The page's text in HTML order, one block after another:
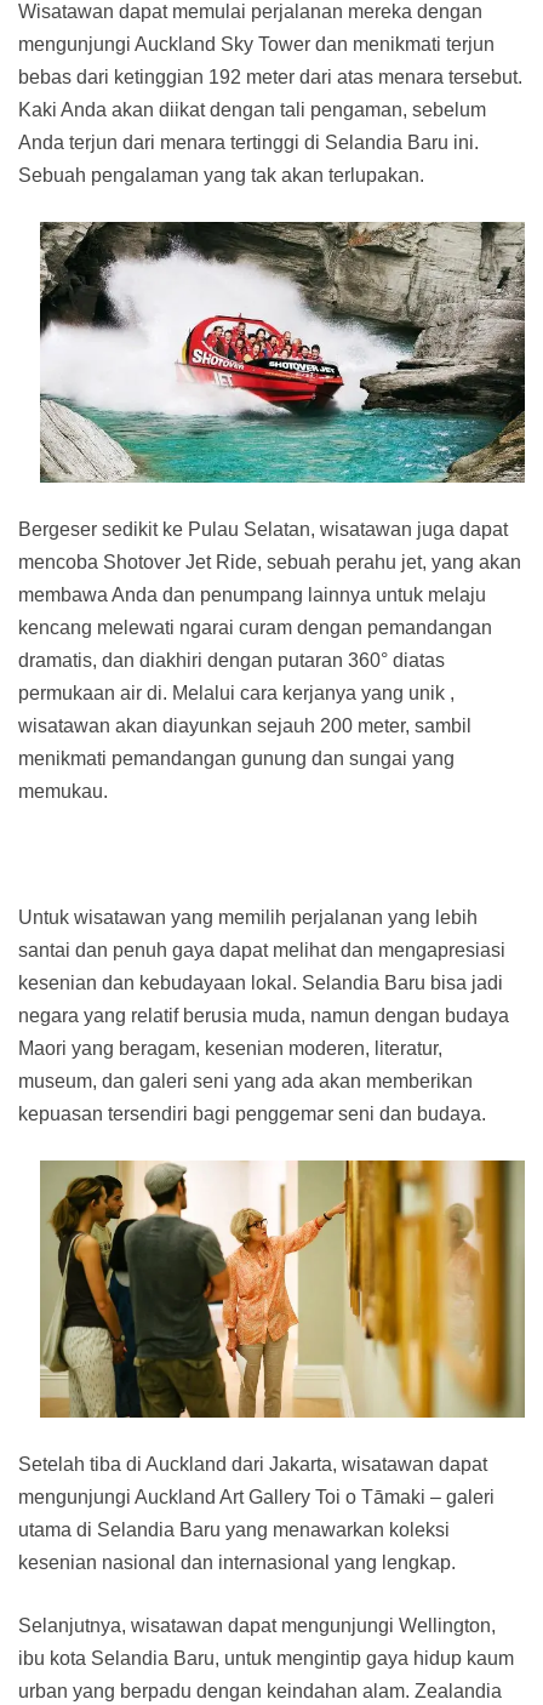
Wisatawan dapat memulai perjalanan mereka dengan
mengunjungi Auckland Sky Tower dan menikmati terjun
bebas dari ketinggian 192 meter dari atas menara tersebut.
Kaki Anda akan diikat dengan tali pengaman, sebelum
Anda terjun dari menara tertinggi di Selandia Baru ini.
Sebuah pengalaman yang tak akan terlupakan.
Bergeser sedikit ke Pulau Selatan, wisatawan juga dapat
mencoba Shotover Jet Ride, sebuah perahu jet, yang akan
membawa Anda dan penumpang lainnya untuk melaju
kencang melewati ngarai curam dengan pemandangan
dramatis, dan diakhiri dengan putaran 360° diatas
permukaan air di. Melalui cara kerjanya yang unik ,
wisatawan akan diayunkan sejauh 200 meter, sambil
menikmati pemandangan gunung dan sungai yang
memukau.
Untuk wisatawan yang memilih perjalanan yang lebih
santai dan penuh gaya dapat melihat dan mengapresiasi
kesenian dan kebudayaan lokal. Selandia Baru bisa jadi
negara yang relatif berusia muda, namun dengan budaya
Maori yang beragam, kesenian moderen, literatur,
museum, dan galeri seni yang ada akan memberikan
kepuasan tersendiri bagi penggemar seni dan budaya.
Setelah tiba di Auckland dari Jakarta, wisatawan dapat
mengunjungi Auckland Art Gallery Toi o Tāmaki – galeri
utama di Selandia Baru yang menawarkan koleksi
kesenian nasional dan internasional yang lengkap.
Selanjutnya, wisatawan dapat mengunjungi Wellington,
ibu kota Selandia Baru, untuk mengintip gaya hidup kaum
urban yang berpadu dengan keindahan alam. Zealandia